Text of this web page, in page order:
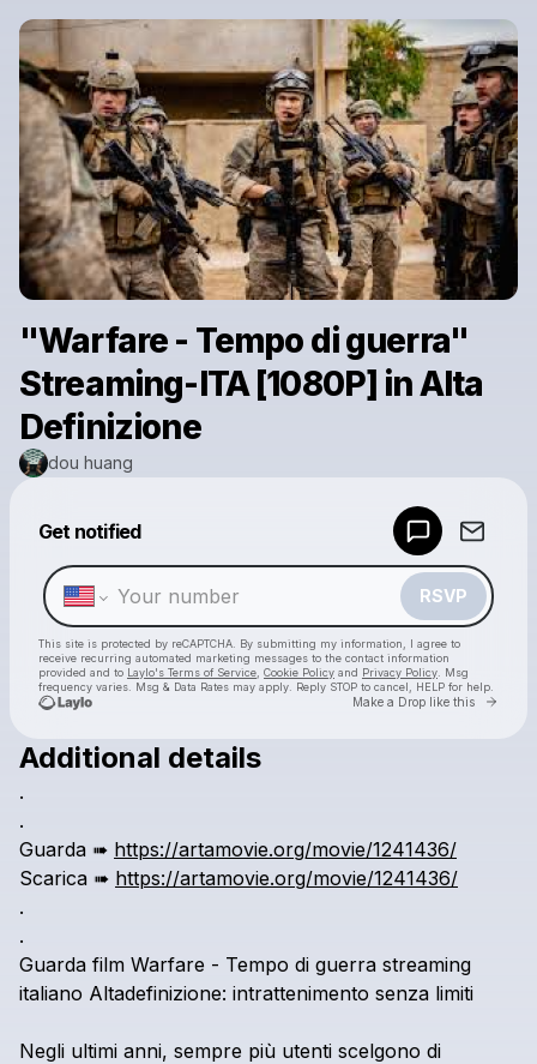
"Warfare - Tempo di guerra"
Streaming-ITA [1080P] in Alta
Definizione
dou huang
Get notified
RSVP
This site is protected by reCAPTCHA. By submitting my information, I agree to
receive recurring automated marketing messages to the contact information
provided and to Laylo's Terms of Service Cookie Policy and Privacy Policy . Msg
frequency varies. Msg & Data Rates may apply. Reply STOP to cancel, HELP for help.
Make a Drop like this Go
Additional details
.
.
Guarda ➠ https://artamovie.org/movie/1241436/
Scarica ➠ https://artamovie.org/movie/1241436/
.
.
Guarda film Warfare - Tempo di guerra streaming
italiano Altadefinizione: intrattenimento senza limiti
Negli ultimi anni, sempre più utenti scelgono di